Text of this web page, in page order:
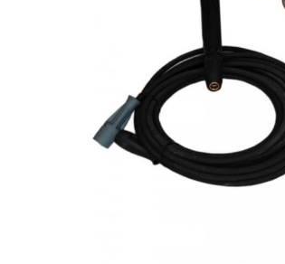
Rothenberger Akustik Dinleme Cihazı
Rothenberger Termal Kameralar
Rothenberger P75 Eco Kaynak Makinesı